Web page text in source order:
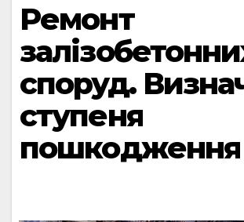
Ремонт
споруд.
ступеня
пошкодження